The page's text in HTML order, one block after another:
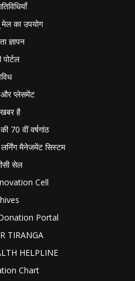
का उपयोग
ज्ञापन
पोर्टल
और प्लेसमेंट
है
70 वीं वर्षगांठ
मैनेजमेंट सिस्टम
सेल
Cell
Portal
TIRANGA
HELPLINE
Chart